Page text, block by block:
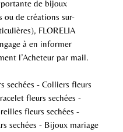
de bijoux
ou de créations sur-
FLORELIA
à en informer
l’Acheteur par mail.
sechées - Colliers fleurs
fleurs sechées -
fleurs sechées -
sechées - Bijoux mariage